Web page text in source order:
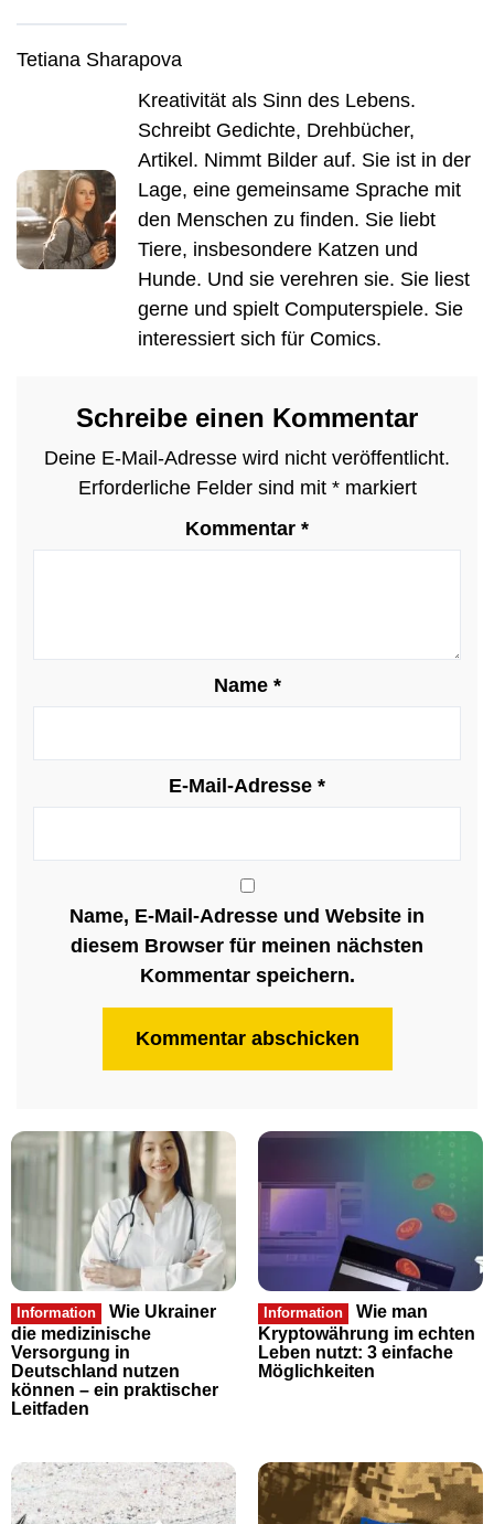
Tetiana Sharapova
Kreativität als Sinn des Lebens.
Schreibt Gedichte, Drehbücher,
Artikel. Nimmt Bilder auf. Sie ist in der
Lage, eine gemeinsame Sprache mit
den Menschen zu finden. Sie liebt
Tiere, insbesondere Katzen und
Hunde. Und sie verehren sie. Sie liest
gerne und spielt Computerspiele. Sie
interessiert sich für Comics.
Schreibe einen Kommentar
Deine E-Mail-Adresse wird nicht veröffentlicht.
Erforderliche Felder sind mit *markiert
Kommentar *
Name *
E-Mail-Adresse *
Name, E-Mail-Adresse und Website in
diesem Browser für meinen nächsten
Kommentar speichern.
Information
Wie Ukrainer
die medizinische
Versorgung in
Deutschland nutzen
können – ein praktischer
Leitfaden
Information
Wie man
Kryptowährung im echten
Leben nutzt: 3 einfache
Möglichkeiten